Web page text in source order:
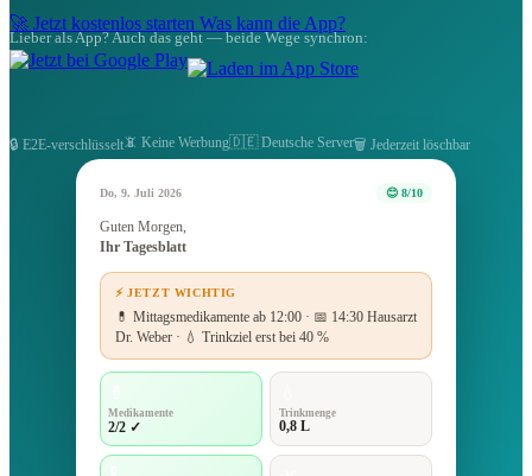
🚀 Jetzt kostenlos starten Was kann die App?
Lieber als App? Auch das geht — beide Wege synchron:
🔒 E2E-verschlüsselt📵 Keine Werbung🇩🇪 Deutsche Server🗑️ Jederzeit löschbar
Do, 9. Juli 2026 😊 8/10
Guten Morgen,
Ihr Tagesblatt
⚡ JETZT WICHTIG
💊 Mittagsmedikamente ab 12:00 · 📅 14:30 Hausarzt
Dr. Weber · 💧 Trinkziel erst bei 40 %
Medikamente
2/2 ✓
Trinkmenge
0,8 L